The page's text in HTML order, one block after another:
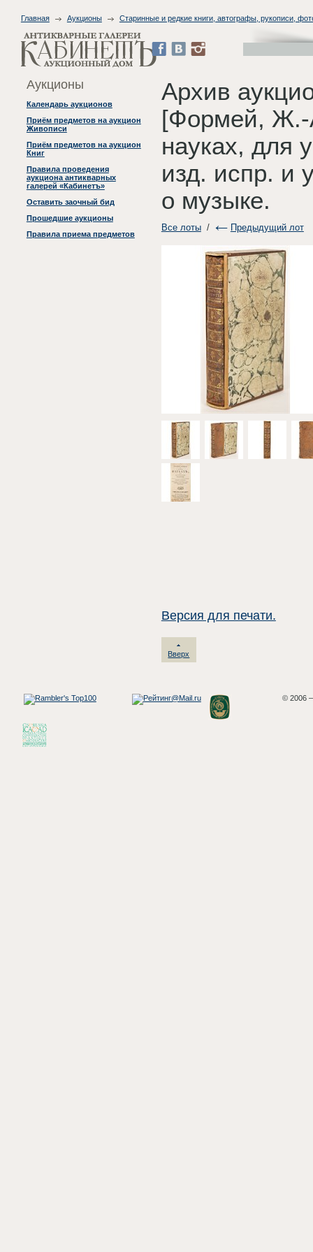
Главная Аукционы Старинные и редкие книги, автографы, рукописи,
Аукционы
Календарь аукционов
Приём предметов на аукцион
Живописи
Приём предметов на аукцион
Книг
Правила проведения
аукциона антикварных
галерей «Кабинетъ»
Оставить заочный бид
Прошедшие аукционы
Правила приема предметов
Архив
[Формей, Ж.-
науках, для
изд. испр. и
о музыке.
Все лоты/ Предыдущий лот
Версия для печати.
Вверх
© 2006